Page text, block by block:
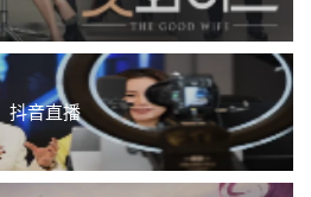
抖音直播